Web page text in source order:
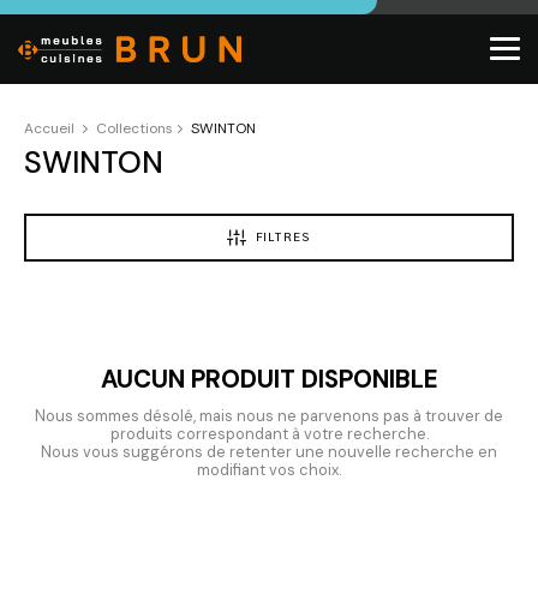
Accueil Collections SWINTON
SWINTON
FILTRES
AUCUN PRODUIT DISPONIBLE
Nous sommes désolé, mais nous ne parvenons pas à trouver de
produits correspondant à votre recherche.
Nous vous suggérons de retenter une nouvelle recherche en
modifiant vos choix.